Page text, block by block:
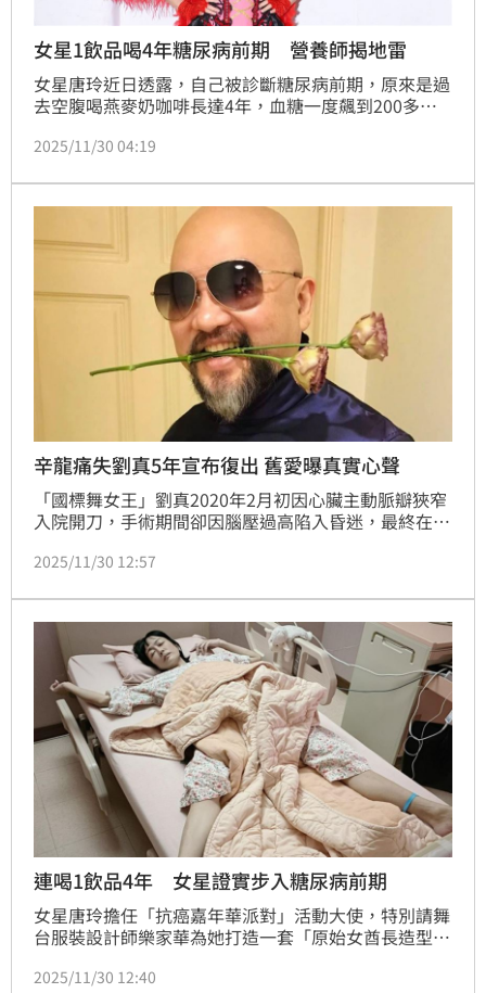
女星1飲品喝4年糖尿病前期 營養師揭地雷
女星唐玲近日透露，自己被診斷糖尿病前期，原來是過
去空腹喝燕麥奶咖啡長達4年，血糖一度飆到200多，
養師李婉萍透露，燕麥奶容易導致血糖飆升，若真的想
鈣食物，均衡營養。
2025/11/30 04:19
辛龍痛失劉真5年宣布復出 舊愛曝真實心聲
「國標舞女王」劉真2020年2月初因心臟主動脈瓣狹窄
入院開刀，手術期間卻因腦壓過高陷入昏迷，最終在同
便消失至今，10日無預警宣布復出，昔日舊愛
2025/11/30 12:57
連喝1飲品4年 女星證實步入糖尿病前期
女星唐玲擔任「抗癌嘉年華派對」活動大使，特別請舞
台服裝設計師樂家華為她打造一套「原始女酋長造型」
期，糖化血色素被驗出達到6，今曝背後可能原因。
2025/11/30 12:40